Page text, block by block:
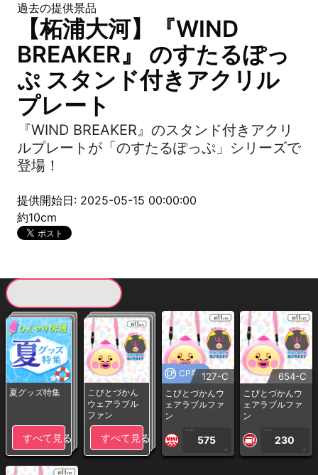
過去の提供景品
【柘浦大河】『WIND
BREAKER』 のすたるぽっ
ぷ スタンド付きアクリル
プレート
『WIND BREAKER』のスタンド付きアクリ
ルプレートが「のすたるぽっぷ」シリーズで
登場！
提供開始日: 2025-05-15 00:00:00
約10cm
夏グッズ特集
すべて見る
こびとづかん
ウェアラブル
ファン
すべて見る
CP専用127-C
こびとづかんウ
ェアラブルファ
ン
1PLAY
575
CP
654-C
こびとづかんウ
ェアラブルファ
ン
1PLAY
230
CP